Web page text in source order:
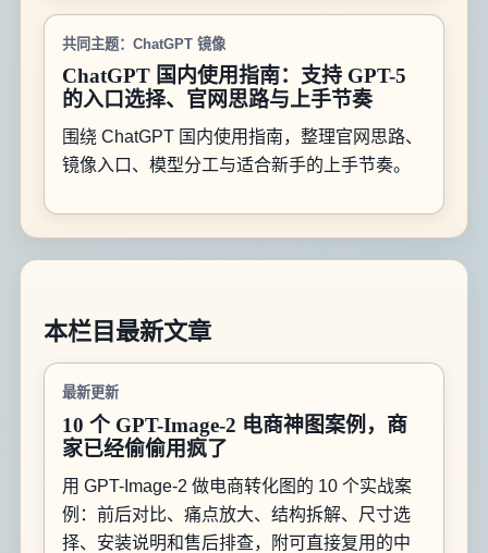
共同主题：ChatGPT 镜像
ChatGPT 国内使用指南：支持 GPT-5
的入口选择、官网思路与上手节奏
围绕 ChatGPT 国内使用指南，整理官网思路、
镜像入口、模型分工与适合新手的上手节奏。
本栏目最新文章
最新更新
10 个 GPT-Image-2 电商神图案例，商
家已经偷偷用疯了
用 GPT-Image-2 做电商转化图的 10 个实战案
例：前后对比、痛点放大、结构拆解、尺寸选
择、安装说明和售后排查，附可直接复用的中